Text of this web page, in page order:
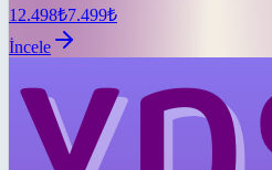
12.498₺7.499₺
İncele